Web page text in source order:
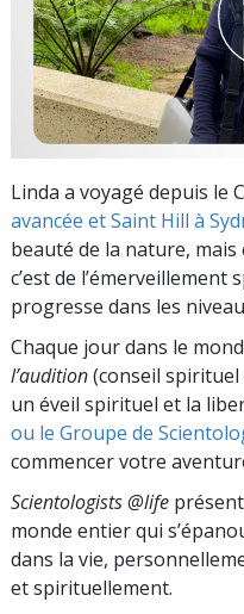
Linda a voyagé depuis le
avancée et Saint Hill à
beauté de la nature,
c’est de l’émerveillement
progresse dans les
Chaque jour dans le
l’audition(conseil
un éveil spirituel et la
ou le Groupe de
commencer votre
Scientologists @life
monde entier qui
dans la vie,
et spirituellement.